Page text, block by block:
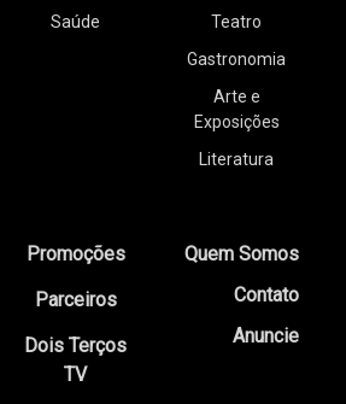
Saúde
Teatro
Gastronomia
Arte e
Exposições
Literatura
Promoções
Parceiros
Dois Terços
TV
Quem Somos
Contato
Anuncie